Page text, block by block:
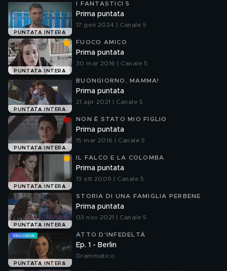
PUNTATA INTERA
I FANTASTICI 5
Prima puntata
17 gen 2024 | Canale 5
PUNTATA INTERA
FUOCO AMICO
Prima puntata
30 mar 2016 | Canale 5
PUNTATA INTERA
BUONGIORNO, MAMMA!
Prima puntata
21 apr 2021 | Canale 5
PUNTATA INTERA
NON È STATO MIO FIGLIO
Prima puntata
15 mar 2016 | Canale 5
PUNTATA INTERA
IL FALCO E LA COLOMBA
Prima puntata
13 ott 2009 | Canale 5
PUNTATA INTERA
STORIA DI UNA FAMIGLIA PERBENE
Prima puntata
03 nov 2021 | Canale 5
PUNTATA INTERA
ATTO D'INFEDELTÀ
Ep. 1 - Berlin
Drammatico